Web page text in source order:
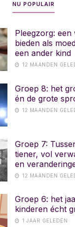
NU POPULAIR
Pleegzorg: een
bieden als
een ander kind
12 MAANDEN
Groep 8: het
én de grote
12 MAANDEN
Groep 7:
tiener, vol
en
12 MAANDEN
Groep 6: het
kinderen écht
1 JAAR GELEDEN